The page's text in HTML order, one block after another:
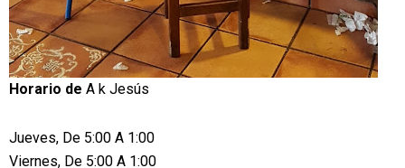
Horario de A k Jesús
Jueves, De 5:00 A 1:00
Viernes, De 5:00 A 1:00